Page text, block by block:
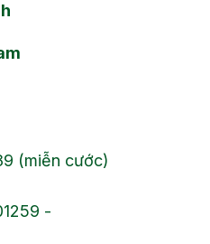
(miễn cước)
-